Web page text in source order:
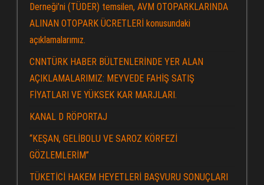
Derneği’ni (TÜDER) temsilen, AVM OTOPARKLARINDA
ALINAN OTOPARK ÜCRETLERİ konusundaki
açıklamalarımız.
CNNTÜRK HABER BÜLTENLERİNDE YER ALAN
AÇIKLAMALARIMIZ: MEYVEDE FAHİŞ SATIŞ
FİYATLARI VE YÜKSEK KAR MARJLARI.
KANAL D RÖPORTAJ
“KEŞAN, GELİBOLU VE SAROZ KÖRFEZİ
GÖZLEMLERİM”
TÜKETİCİ HAKEM HEYETLERİ BAŞVURU SONUÇLARI